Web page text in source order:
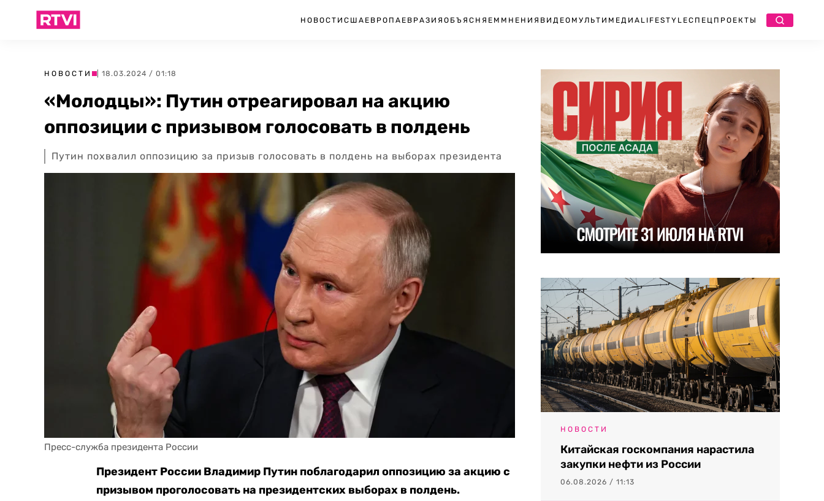
НОВОСТИ США ЕВРОПА ЕВРАЗИЯ ОБЪЯСНЯЕМ МНЕНИЯ ВИДЕО МУЛЬТИМЕДИА LIFESTYLEСПЕЦПРОЕКТЫ
НОВОСТИ | 18.03.2024 / 01:18
«Молодцы»: Путин отреагировал на акцию
оппозиции с призывом голосовать в полдень
Путин похвалил оппозицию за призыв голосовать в полдень на выборах президента
Пресс-служба президента России
Президент России Владимир Путин поблагодарил оппозицию за акцию с
призывом проголосовать на президентских выборах в полдень.
НОВОСТИ
Китайская госкомпания нарастила
закупки нефти из России
06.08.2026 / 11:13